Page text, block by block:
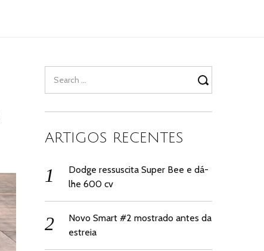
for:
ARTIGOS RECENTES
Dodge ressuscita Super Bee e dá-
lhe 600 cv
Novo Smart #2 mostrado antes da
estreia